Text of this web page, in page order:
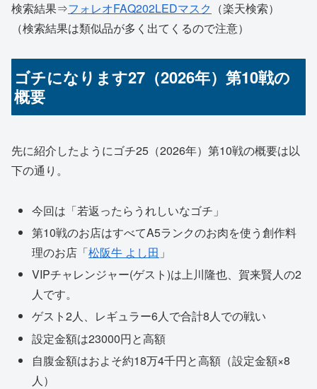
検索結果⇒フォレオFAQ202LEDマスク （楽天検索）
（検索結果は類似品が多く出てくるので注意）
ゴチになります27（2026年）第10戦の
概要
先に紹介したようにゴチ25（2026年）第10戦の概要は以
下の通り。
今回は「若返ったらうれしいなゴチ」
第10戦のお店はすべてA5ランクのお肉を使う創作料
理のお店「松阪牛 よし田 」
VIPチャレンジャー(ゲスト)は上川隆也、賀来賢人の2
人です。
ゲスト2人、レギュラー6人で合計8人での戦い
設定金額は23000円と高額
自腹金額はおよそ約18万4千円と高額（設定金額×8
人）